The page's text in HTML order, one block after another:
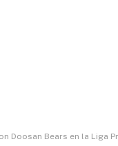
Doosan Bears en la Liga